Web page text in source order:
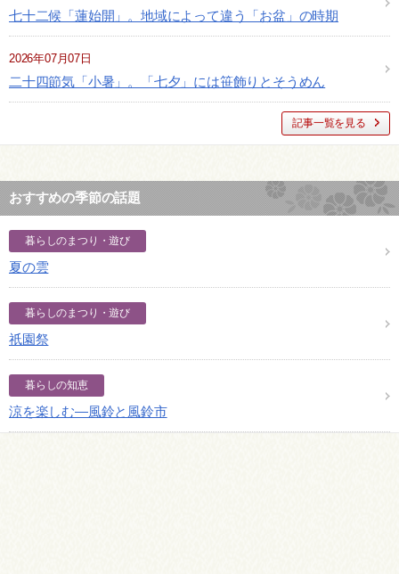
七十二候「蓮始開」。地域によって違う「お盆」の時期
2026年07月07日
二十四節気「小暑」。「七夕」には笹飾りとそうめん
記事一覧を見る
おすすめの季節の話題
暮らしのまつり・遊び
夏の雲
暮らしのまつり・遊び
祇園祭
暮らしの知恵
涼を楽しむ―風鈴と風鈴市